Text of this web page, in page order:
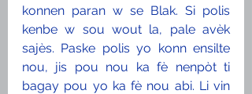
konnen paran w se Blak. Si polis
kenbe w sou wout la, pale avèk
sajès. Paske polis yo konn ensilte
nou, jis pou nou ka fè nenpòt ti
bagay pou yo ka fè nou abi. Li vin